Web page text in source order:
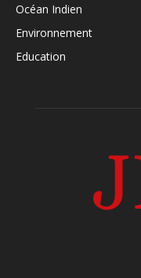
Océan Indien
Environnement
Education